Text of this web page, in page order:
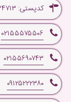
کدپستی: ۱۱۹۸۹۳۴۷۱۳-فروش آنلاین و حضوری
۰۲۱۵۵۵۷۵۵۰۶
۰۲۱۵۵۶۹۰۷۴۳
۰۹۱۲۵۲۲۲۳۸۰